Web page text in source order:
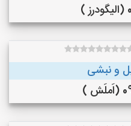
)
و نبشی
)